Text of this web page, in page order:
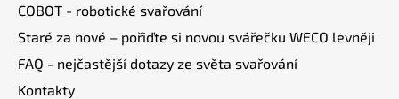
COBOT - robotické svařování
Staré za nové – pořiďte si novou svářečku WECO levněji
FAQ - nejčastější dotazy ze světa svařování
Kontakty